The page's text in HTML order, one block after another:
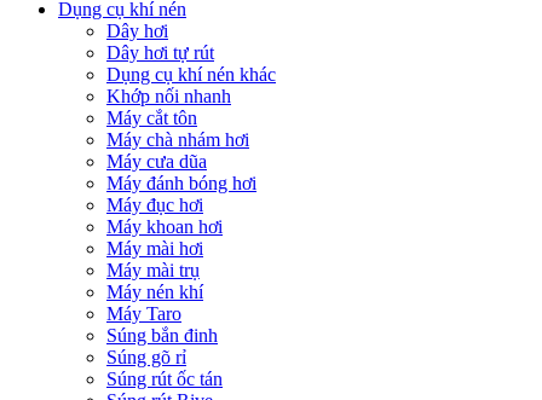
Dụng cụ khí nén
Dây hơi
Dây hơi tự rút
Dụng cụ khí nén khác
Khớp nối nhanh
Máy cắt tôn
Máy chà nhám hơi
Máy cưa dũa
Máy đánh bóng hơi
Máy đục hơi
Máy khoan hơi
Máy mài hơi
Máy mài trụ
Máy nén khí
Máy Taro
Súng bắn đinh
Súng gõ rỉ
Súng rút ốc tán